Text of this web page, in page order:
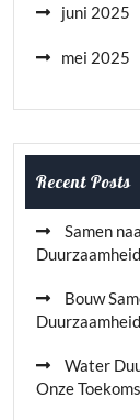
juni 2025
mei 2025
Recent Posts
Samen
Duurzaamheid
Bouw
Water
Onze